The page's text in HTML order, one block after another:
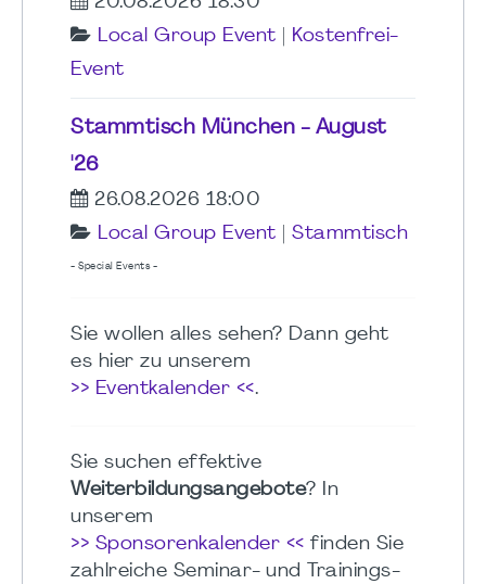
Local Group Event
Kostenfrei-
Event
Stammtisch München - August
'26
26.08.2026 18:00
Local Group Event
Stammtisch
- Special Events -
Sie wollen alles sehen? Dann geht
es hier zu unserem
>> Eventkalender <<.
Sie suchen effektive
Weiterbildungsangebote? In
unserem
>> Sponsorenkalender << finden Sie
zahlreiche Seminar- und Trainings-